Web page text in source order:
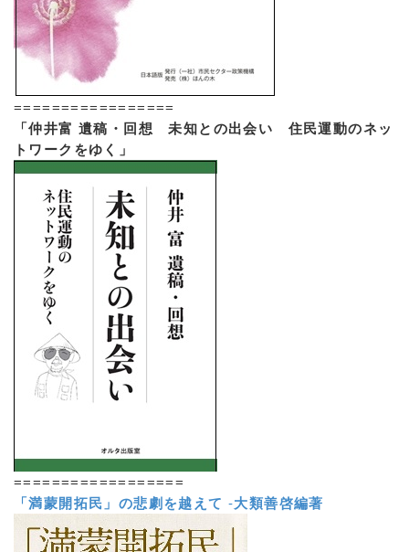
=================
「仲井富 遺稿・回想 未知との出会い 住民運動のネッ
トワークをゆく」
==================
「満蒙開拓民」の悲劇を越えて -大類善啓編著